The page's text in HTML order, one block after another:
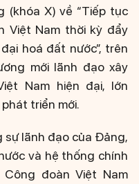
(khóa X) về “Tiếp tục
Việt Nam thời kỳ đẩy
hoá đất nước”, trên
mới lãnh đạo xây
Nam hiện đại, lớn
triển mới.
sự lãnh đạo của Đảng,
và hệ thống chính
đoàn Việt Nam